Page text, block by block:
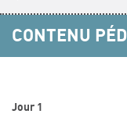
CONTENU
Jour 1